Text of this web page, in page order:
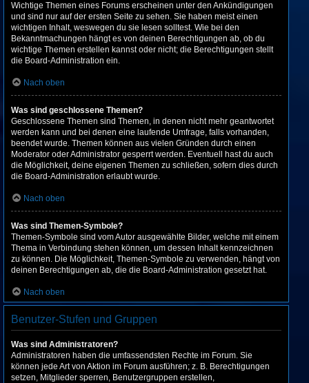
Wichtige Themen eines Forums erscheinen unter den Ankündigungen
und sind nur auf der ersten Seite zu sehen. Sie haben meist einen
wichtigen Inhalt, weswegen du sie lesen solltest. Wie bei den
Bekanntmachungen hängt es von deinen Berechtigungen ab, ob du
wichtige Themen erstellen kannst oder nicht; die Berechtigungen stellt
die Board-Administration ein.
Nach oben
Was sind geschlossene Themen?
Geschlossene Themen sind Themen, in denen nicht mehr geantwortet
werden kann und bei denen eine laufende Umfrage, falls vorhanden,
beendet wurde. Themen können aus vielen Gründen durch einen
Moderator oder Administrator gesperrt werden. Eventuell hast du auch
die Möglichkeit, deine eigenen Themen zu schließen, sofern dies durch
die Board-Administration erlaubt wurde.
Nach oben
Was sind Themen-Symbole?
Themen-Symbole sind vom Autor ausgewählte Bilder, welche mit einem
Thema in Verbindung stehen können, um dessen Inhalt kennzeichnen
zu können. Die Möglichkeit, Themen-Symbole zu verwenden, hängt von
deinen Berechtigungen ab, die die Board-Administration gesetzt hat.
Nach oben
Benutzer-Stufen und Gruppen
Was sind Administratoren?
Administratoren haben die umfassendsten Rechte im Forum. Sie
können jede Art von Aktion im Forum ausführen; z. B. Berechtigungen
setzen, Mitglieder sperren, Benutzergruppen erstellen,